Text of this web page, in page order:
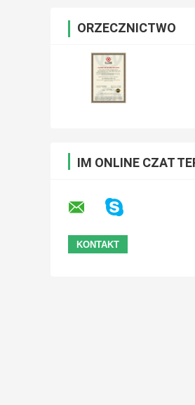
ORZECZNICTWO
IM ONLINE CZAT